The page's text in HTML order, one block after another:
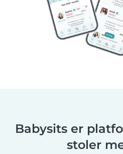
Babysits er
stoler